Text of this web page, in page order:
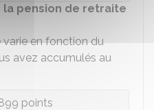
pension de retraite
en fonction du
avez accumulés au
points